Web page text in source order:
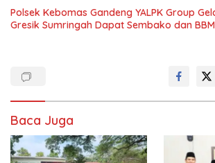
Polsek Kebomas Gandeng YALPK Group
Gresik Sumringah Dapat Sembako dan
Baca Juga